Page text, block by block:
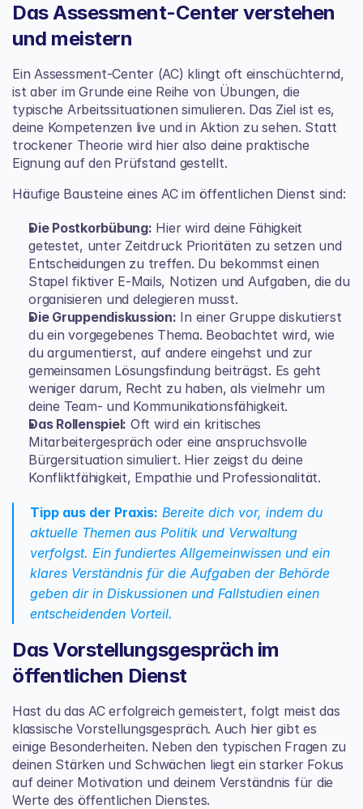
Das Assessment-Center verstehen
und meistern
Ein Assessment-Center (AC) klingt oft einschüchternd,
ist aber im Grunde eine Reihe von Übungen, die
typische Arbeitssituationen simulieren. Das Ziel ist es,
deine Kompetenzen live und in Aktion zu sehen. Statt
trockener Theorie wird hier also deine praktische
Eignung auf den Prüfstand gestellt.
Häufige Bausteine eines AC im öffentlichen Dienst sind:
Die Postkorbübung: Hier wird deine Fähigkeit
getestet, unter Zeitdruck Prioritäten zu setzen und
Entscheidungen zu treffen. Du bekommst einen
Stapel fiktiver E-Mails, Notizen und Aufgaben, die du
organisieren und delegieren musst.
Die Gruppendiskussion: In einer Gruppe diskutierst
du ein vorgegebenes Thema. Beobachtet wird, wie
du argumentierst, auf andere eingehst und zur
gemeinsamen Lösungsfindung beiträgst. Es geht
weniger darum, Recht zu haben, als vielmehr um
deine Team- und Kommunikationsfähigkeit.
Das Rollenspiel: Oft wird ein kritisches
Mitarbeitergespräch oder eine anspruchsvolle
Bürgersituation simuliert. Hier zeigst du deine
Konfliktfähigkeit, Empathie und Professionalität.
Tipp aus der Praxis: Bereite dich vor, indem du
aktuelle Themen aus Politik und Verwaltung
verfolgst. Ein fundiertes Allgemeinwissen und ein
klares Verständnis für die Aufgaben der Behörde
geben dir in Diskussionen und Fallstudien einen
entscheidenden Vorteil.
Das Vorstellungsgespräch im
öffentlichen Dienst
Hast du das AC erfolgreich gemeistert, folgt meist das
klassische Vorstellungsgespräch. Auch hier gibt es
einige Besonderheiten. Neben den typischen Fragen zu
deinen Stärken und Schwächen liegt ein starker Fokus
auf deiner Motivation und deinem Verständnis für die
Werte des öffentlichen Dienstes.